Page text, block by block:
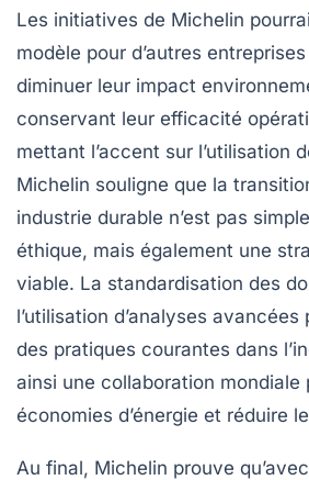
Les initiatives de Michelin
modèle pour d’autres
diminuer leur impact
conservant leur efficacité
mettant l’accent sur l’utilisation
Michelin souligne que la
industrie durable n’est pas
éthique, mais également une
viable. La standardisation des
l’utilisation d’analyses
des pratiques courantes dans
ainsi une collaboration mondiale
économies d’énergie et réduire
Au final, Michelin prouve